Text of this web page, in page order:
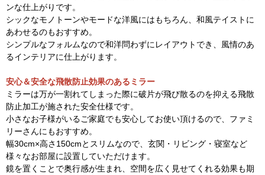
ンな仕上がりです。
シックなモノトーンやモードな洋風にはもちろん、和風テイストに
あわせるのもおすすめ。
シンプルなフォルムなので和洋問わずにレイアウトでき、風情のあ
るインテリアに仕上がります。
安心＆安全な飛散防止効果のあるミラー
ミラーは万が一割れてしまった際に破片が飛び散るのを抑える飛散
防止加工が施された安全仕様です。
小さなお子様がいるご家庭でも安心してお使い頂けるので、ファミ
リーさんにもおすすめ。
幅30cm×高さ150cmとスリムなので、玄関・リビング・寝室など
様々なお部屋に設置していただけます。
鏡を置くことで奥行感が生まれ、空間を広く見せてくれる効果も期